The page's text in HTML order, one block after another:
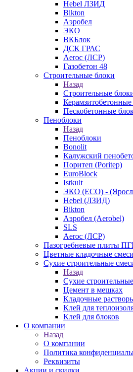
Hebel ЛЗИД
Bikton
Аэробел
ЭКО
ВКБлок
ДСК ГРАС
Aeroc (ЛСР)
Газобетон 48
Строительные блоки
Назад
Строительные
Пескобетонные
Пеноблоки
Назад
Пеноблоки
Bonolit
Калужский
Поритеп (Poritep)
EuroBlock
Istkult
ЭКО (ECO) -
Hebel (ЛЗИД)
Bikton
Аэробел (Aerobel)
SLS
Aeroc (ЛСР)
Пазогребневые плиты
Цветные кладочные смеси
Сухие строительные
Назад
Сухие
Цемент в мешках
Кладочные
Клей для
Клей для блоков
О компании
Назад
О компании
Политика
Реквизиты
Акции и скидки